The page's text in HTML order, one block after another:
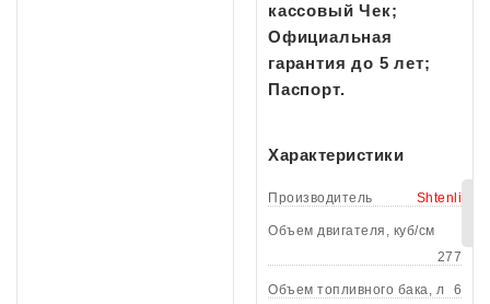
кассовый Чек;
Официальная
гарантия до 5 лет;
Паспорт.
Характеристики
Производитель Shtenli
Объем двигателя, куб/см
277
Объем топливного бака, л 6